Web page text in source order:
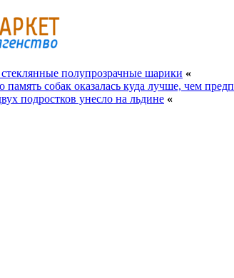
полупрозрачные шарики «
собак оказалась куда лучше, чем
подростков унесло на льдине «